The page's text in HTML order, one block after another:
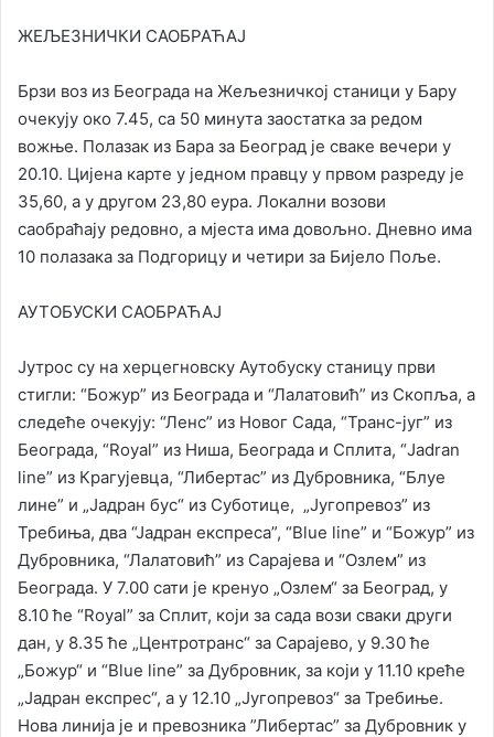
ЖЕЉЕЗНИЧКИ САОБРАЋАЈ
Брзи воз из Београда на Жељезничкој станици у Бару
очекују око 7.45, са 50 минута заостатка за редом
вожње. Полазак из Бара за Београд је сваке вечери у
20.10. Цијена карте у једном правцу у првом разреду је
35,60, а у другом 23,80 еура. Локални возови
саобраћају редовно, а мјеста има довољно. Дневно има
10 полазака за Подгорицу и четири за Бијело Поље.
АУТОБУСКИ САОБРАЋАЈ
Јутрос су на херцегновску Аутобуску станицу први
стигли: “Божур” из Београда и “Лалатовић” из Скопља, а
следеће очекују: “Ленс” из Новог Сада, “Транс-југ” из
Београда, “Royal” из Ниша, Београда и Сплита, “Jadran
line” из Крагујевца, “Либертас” из Дубровника, “Блуе
лине” и „Јадран бус“ из Суботице, „Југопревоз” из
Требиња, два “Јадран експреса”, “Blue line” и “Божур” из
Дубровника, “Лалатовић” из Сарајева и “Озлем” из
Београда. У 7.00 сати је кренуо „Озлем“ за Београд, у
8.10 ће “Royal” за Сплит, који за сада вози сваки други
дан, у 8.35 ће „Центротранс“ за Сарајево, у 9.30 ће
„Божур“ и “Blue line” за Дубровник, за који у 11.10 креће
„Јадран експрес“, а у 12.10 „Југопревоз“ за Требиње.
Нова линија је и превозника ”Либертас” за Дубровник у